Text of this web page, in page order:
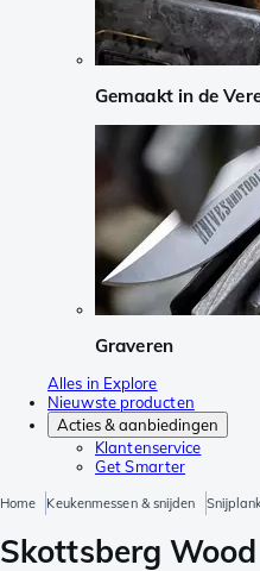
Gemaakt in de
Graveren
Alles in Explore
Nieuwste producten
Acties & aanbiedingen
Klantenservice
Get Smarter
Home Keukenmessen & snijden
Skottsberg